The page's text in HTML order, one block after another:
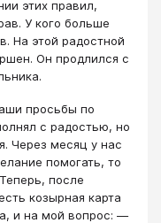
этих правил,
У кого больше
На этой радостной
Он продлился с
просьбы по
с радостью, но
Через месяц у нас
помогать, то
после
козырная карта
и на мой вопрос: —